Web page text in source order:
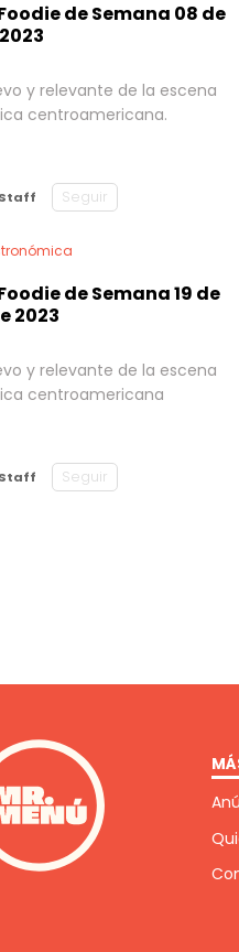
de Semana 08 de
y relevante de la escena
centroamericana.
Seguir
de Semana 19 de
2023
y relevante de la escena
centroamericana
Seguir